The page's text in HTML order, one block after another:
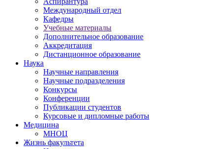
Международный отдел
Кафедры
Учебные материалы
Дополнительное образование
Аккредитация
Дистанционное образование
Наука
Научные направления
Научные подразделения
Конкурсы
Конференции
Публикации студентов
Курсовые и дипломные работы
Медицина
МНОЦ
Жизнь факультета